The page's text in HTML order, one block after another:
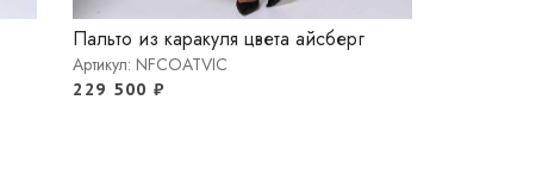
Пальто из каракуля цвета айсберг
Артикул: NFCOATVIC
229 500 ₽